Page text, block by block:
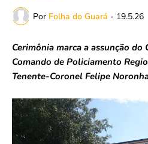
Por Folha do Guará - 19.5.26
Cerimônia marca a assunção do
Comando de Policiamento
Tenente-Coronel Felipe